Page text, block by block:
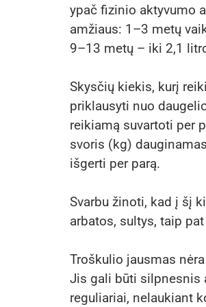
ypač fizinio aktyvumo
amžiaus: 1–3 metų
9–13 metų – iki 2,1
Skysčių kiekis, kurį
priklausyti nuo
reikiamą suvartoti per
svoris (kg)
išgerti per parą.
Svarbu žinoti, kad į šį
arbatos, sultys, taip
Troškulio jausmas
Jis gali būti silpnesnis
reguliariai, nelaukiant